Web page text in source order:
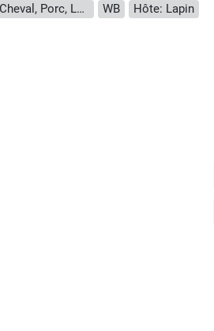
Reactivité: Humain, Souris, Rat, Boeuf (Vache), Chien, Cheval, Porc, Lapin, Poisson zèbre (Danio rerio), Singe, Xenopus laevis WB
Hôte: Lapin